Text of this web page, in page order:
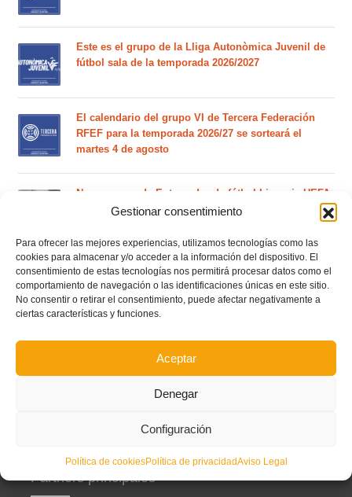
Gestionar consentimiento
Para ofrecer las mejores experiencias, utilizamos tecnologías como las
cookies para almacenar y/o acceder a la información del dispositivo. El
consentimiento de estas tecnologías nos permitirá procesar datos como el
comportamiento de navegación o las identificaciones únicas en este sitio.
No consentir o retirar el consentimiento, puede afectar negativamente a
ciertas características y funciones.
Aceptar
Denegar
Configuración
Política de cookiesPolítica de privacidadAviso Legal
Este es el grupo de la Lliga Autonòmica Juvenil de
fútbol sala de la temporada 2026/2027
El calendario del grupo VI de Tercera Federación
RFEF para la temporada 2026/27 se sorteará el
martes 4 de agosto
Nuevo curso de Entrenador de fútbol Licencia UEFA
C que comenzará en noviembre 2026 (agotadas las
Circular nº. 5 – Normas generales de las competiciones
territoriales de fútbol sala 2026-2027
Castellón y Alicante (comienzo el 20 de septiembre)
Partners principales